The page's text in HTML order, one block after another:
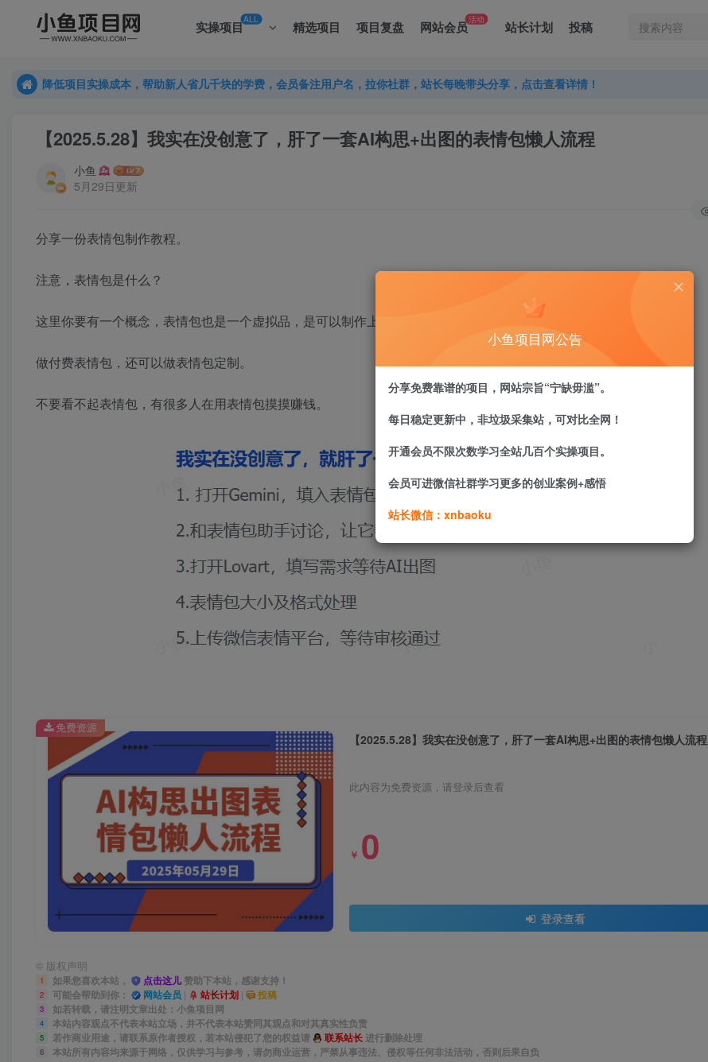
实操项目ALL 精选项目 项目复盘 网站会员活动 站长计划 投稿
降低项目实操成本，帮助新人省几千块的学费，会员备注用户名，拉你社群，站长每晚带头分享，点击查看详情！
降低项目实操成本，帮助新人省几千块的学费，会员备注用户名，拉你社群，站长每晚带头分享，点击查看详情！
【2025.5.28】我实在没创意了，肝了一套AI构思+出图的表情包懒人流程
小鱼
5月29日更新
分享一份表情包制作教程。
注意，表情包是什么？
这里你要有一个概念，表情包也是一个虚拟品，是可以制作上传到微信表情包商城赚钱，其次呢。
做付费表情包，还可以做表情包定制。
不要看不起表情包，有很多人在用表情包摸摸赚钱。
【2025.5.28】我实在没创意了，肝了一套AI构思+出图的表情包懒人流程
此内容为免费资源，请登录后查看
￥ 0
登录查看
免费资源
© 版权声明
1 如果您喜欢本站， 点击这儿赞助下本站，感谢支持！
2 可能会帮助到你： 网站会员 | 站长计划 | 投稿
3 如若转载，请注明文章出处：小鱼项目网
4 本站内容观点不代表本站立场，并不代表本站赞同其观点和对其真实性负责
5 若作商业用途，请联系原作者授权，若本站侵犯了您的权益请 联系站长进行删除处理
6
本站所有内容均来源于网络，仅供学习与参考，请勿商业运营，严禁从事违法、侵权等任何非法活动，否则后果自负
小鱼项目网公告
分享免费靠谱的项目，网站宗旨“宁缺毋滥”。
每日稳定更新中，非垃圾采集站，可对比全网！
开通会员不限次数学习全站几百个实操项目。
会员可进微信社群学习更多的创业案例+感悟
站长微信：xnbaoku